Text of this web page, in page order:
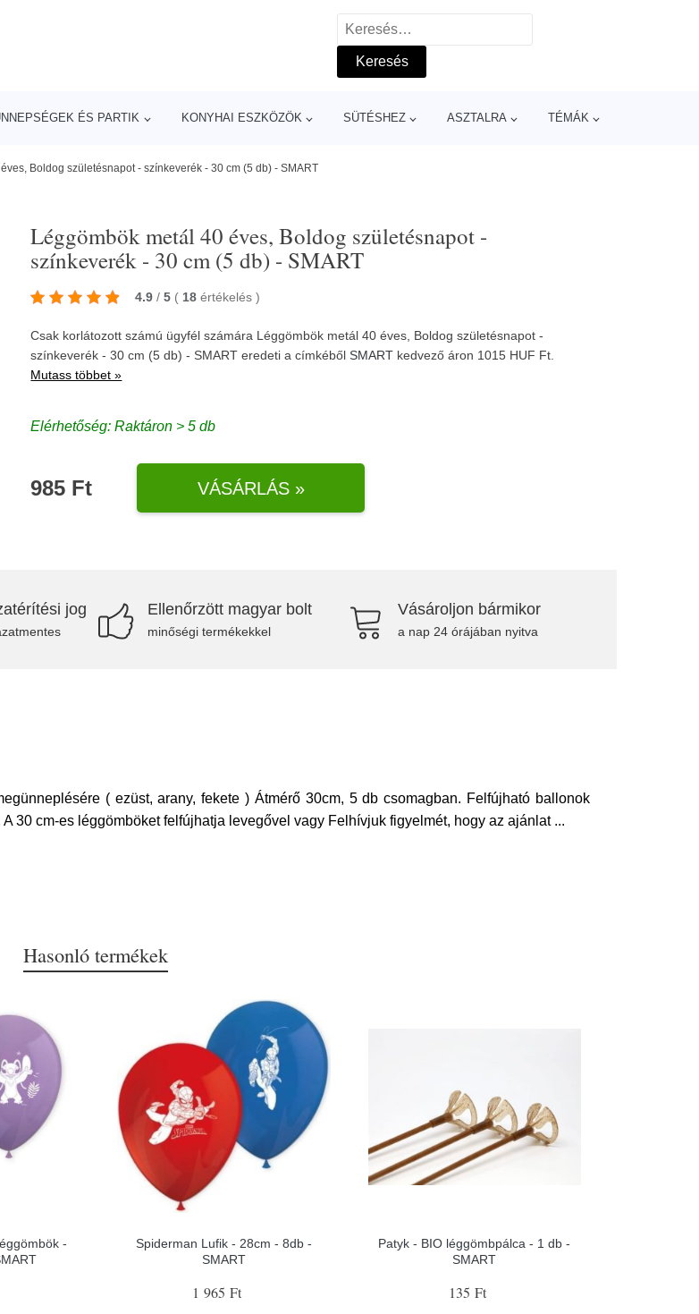
Keresés:
ÉS PARTIK KONYHAI ESZKÖZÖK SÜTÉSHEZ ASZTALRA TÉMÁK
Boldog születésnapot - színkeverék - 30 cm (5 db) - SMART
Léggömbök metál 40 éves, Boldog születésnapot -
színkeverék - 30 cm (5 db) - SMART
4.9 / 5 ( 18 értékelés)
Csak korlátozott számú ügyfél számára Léggömbök metál 40 éves, Boldog születésnapot -
színkeverék - 30 cm (5 db) - SMART eredeti a címkébőlSMART kedvező áron 1015 HUF Ft.
Mutass többet »
Elérhetőség: Raktáron > 5 db
985 Ft VÁSÁRLÁS »
jog Ellenőrzött magyar bolt
minőségi termékekkel
Vásároljon bármikor
a nap 24 órájában nyitva
( ezüst, arany, fekete ) Átmérő 30cm, 5 db csomagban. Felfújható ballonok
30 cm-es léggömböket felfújhatja levegővel vagy Felhívjuk figyelmét, hogy az ajánlat ...
Hasonló termékek
-
Spiderman Lufik - 28cm - 8db -
SMART
1 965 Ft
Patyk - BIO léggömbpálca - 1 db -
SMART
135 Ft